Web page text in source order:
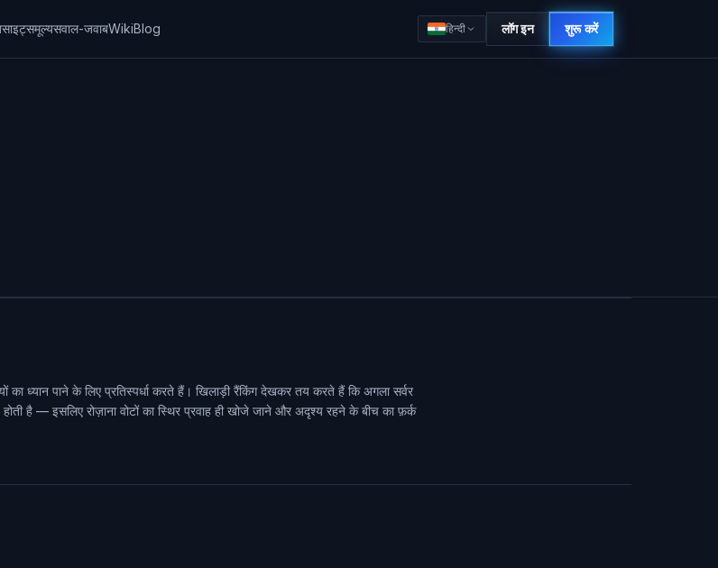
मूल्यसवाल-जवाबWikiBlog हिन्दी लॉग इन शुरू करें
ध्यान पाने के लिए प्रतिस्पर्धा करते हैं। खिलाड़ी रैंकिंग देखकर तय करते हैं कि अगला सर्वर
है — इसलिए रोज़ाना वोटों का स्थिर प्रवाह ही खोजे जाने और अदृश्य रहने के बीच का फ़र्क